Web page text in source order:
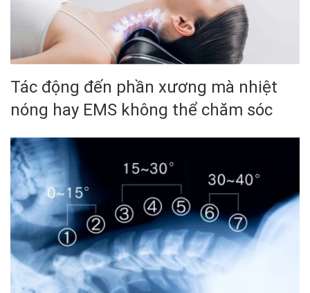
Tác động đến phần xương mà nhiệt
nóng hay EMS không thể chăm sóc